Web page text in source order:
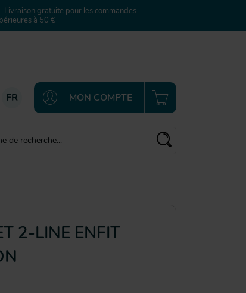
Livraison gratuite pour les commandes
à 50 €
FR MON COMPTE
2-LINE ENFIT